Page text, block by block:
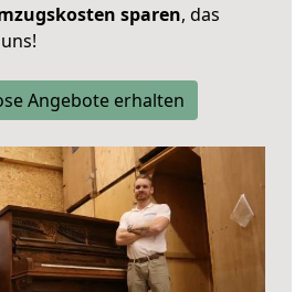
sparen, das
Angebote erhalten